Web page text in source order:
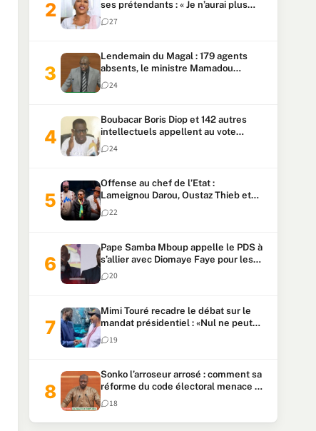
ses prétendants : « Je n’aurai plus
jamais un autre mari »
27
Lendemain du Magal : 179 agents
absents, le ministre Mamadou
Lamine Dianté exige des explications
24
Boubacar Boris Diop et 142 autres
intellectuels appellent au vote
urgent de la révision
constitutionnelle
24
Offense au chef de l’Etat :
Lameignou Darou, Oustaz Thieb et
Ndiaye Touba lourdement
condamnés
22
Pape Samba Mboup appelle le PDS à
s’allier avec Diomaye Faye pour les
locales et tacle Sonko
20
Mimi Touré recadre le débat sur le
mandat présidentiel : «Nul ne peut
faire plus de deux mandats
consécutifs de 5 ans»
19
Sonko l’arroseur arrosé : comment sa
réforme du code électoral menace sa
candidature
18